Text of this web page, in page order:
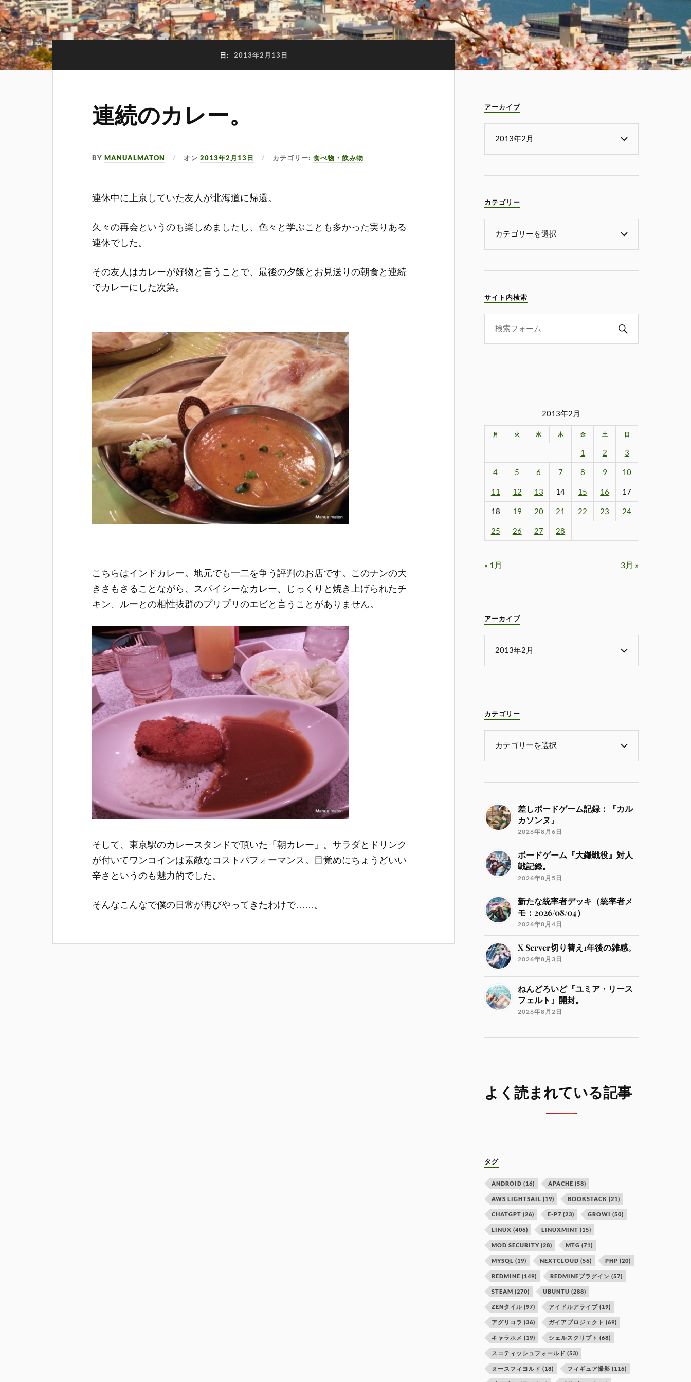
日: 2013年2月13日
連続のカレー。
BYMANUALMATON オン2013年2月13日 カテゴリー:食べ物・飲み物
連休中に上京していた友人が北海道に帰還。
久々の再会というのも楽しめましたし、色々と学ぶことも多かった実りある
連休でした。
その友人はカレーが好物と言うことで、最後の夕飯とお見送りの朝食と連続
でカレーにした次第。
こちらはインドカレー。地元でも一二を争う評判のお店です。このナンの大
きさもさることながら、スパイシーなカレー、じっくりと焼き上げられたチ
キン、ルーとの相性抜群のプリプリのエビと言うことがありません。
そして、東京駅のカレースタンドで頂いた「朝カレー」。サラダとドリンク
が付いてワンコインは素敵なコストパフォーマンス。目覚めにちょうどいい
辛さというのも魅力的でした。
そんなこんなで僕の日常が再びやってきたわけで……。
アーカイブ
カテゴリー
サイト内検索
2013年2月
月 火 水 木 金 土 日
1 2 3
4 5 6 7 8 9 10
11 12 13 14 15 16 17
18 19 20 21 22 23 24
25 26 27 28
« 1月 3月 »
アーカイブ
カテゴリー
差しボードゲーム記録：『カル
カソンヌ』
2026年8月6日
ボードゲーム『大鎌戦役』対人
戦記録。
2026年8月5日
新たな統率者デッキ（統率者メ
モ：2026/08/04）
2026年8月4日
X Server切り替え1年後の雑感。
2026年8月3日
ねんどろいど『ユミア・リース
フェルト』開封。
2026年8月2日
よく読まれている記事
タグ
ANDROID (16) APACHE (58)
AWS LIGHTSAIL (19) BOOKSTACK (21)
CHATGPT (26) E-P7 (23) GROWI (50)
LINUX (406) LINUXMINT (15)
MOD SECURITY (28) MTG (71)
MYSQL (19) NEXTCLOUD (56) PHP (20)
REDMINE (149) REDMINEプラグイン (57)
STEAM (270) UBUNTU (288)
ZENタイル (97) アイドルアライブ (19)
アグリコラ (36) ガイアプロジェクト (69)
キャラホメ (19) シェルスクリプト (68)
スコティッシュフォールド (53)
ヌースフィヨルド (18) フィギュア撮影 (116)